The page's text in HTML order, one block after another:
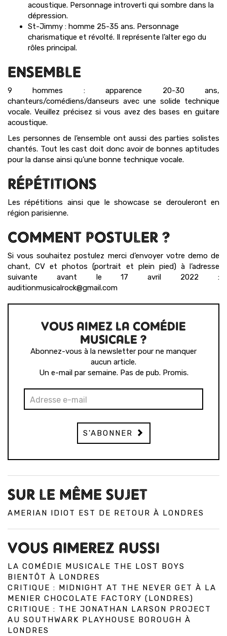
acoustique. Personnage introverti qui sombre dans la
dépression.
St-Jimmy : homme 25-35 ans. Personnage
charismatique et révolté. Il représente l’alter ego du
rôles principal.
ENSEMBLE
9 hommes : apparence 20-30 ans,
chanteurs/comédiens/danseurs avec une solide technique
vocale. Veuillez précisez si vous avez des bases en guitare
acoustique.
Les personnes de l’ensemble ont aussi des parties solistes
chantés. Tout les cast doit donc avoir de bonnes aptitudes
pour la danse ainsi qu’une bonne technique vocale.
RÉPÉTITIONS
Les répétitions ainsi que le showcase se derouleront en
région parisienne.
COMMENT POSTULER ?
Si vous souhaitez postulez merci d’envoyer votre demo de
chant, CV et photos (portrait et plein pied) à l’adresse
suivante avant le 17 avril 2022 :
auditionmusicalrock@gmail.com
VOUS AIMEZ LA COMÉDIE
MUSICALE ?
Abonnez-vous à la newsletter pour ne manquer
aucun article.
Un e-mail par semaine. Pas de pub. Promis.
S'ABONNER
SUR LE MÊME SUJET
AMERIAN IDIOT EST DE RETOUR À LONDRES
VOUS AIMEREZ AUSSI
LA COMÉDIE MUSICALE THE LOST BOYS
BIENTÔT À LONDRES
CRITIQUE : MIDNIGHT AT THE NEVER GET À LA
MENIER CHOCOLATE FACTORY (LONDRES)
CRITIQUE : THE JONATHAN LARSON PROJECT
AU SOUTHWARK PLAYHOUSE BOROUGH À
LONDRES